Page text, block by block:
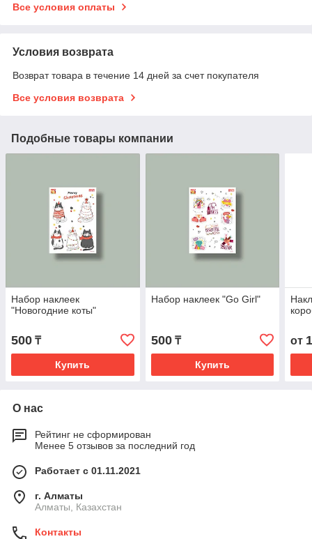
Все условия оплаты
Условия возврата
Возврат товара в течение 14 дней за счет покупателя
Все условия возврата
Подобные товары компании
Набор наклеек
"Новогодние коты"
500 ₸
Купить
Набор наклеек "Go Girl"
500₸
Купить
от
О нас
Рейтинг не сформирован
Менее 5 отзывов за последний год
Работает с 01.11.2021
г. Алматы
Алматы, Казахстан
Контакты